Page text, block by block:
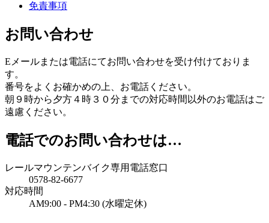
免責事項
お問い合わせ
Eメールまたは電話にてお問い合わせを受け付けておりま
す。
番号をよくお確かめの上、お電話ください。
朝９時から夕方４時３０分までの対応時間以外のお電話はご
遠慮ください。
電話でのお問い合わせは…
レールマウンテンバイク専用電話窓口
0578-82-6677
対応時間
AM9:00 - PM4:30 (水曜定休)